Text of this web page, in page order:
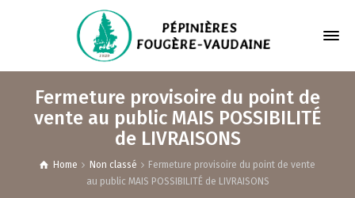
Fermeture provisoire du point de
vente au public MAIS POSSIBILITÉ
de LIVRAISONS
Home Non classé
Fermeture provisoire du point de vente
au public MAIS POSSIBILITÉ de LIVRAISONS